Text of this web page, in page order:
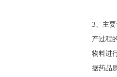
3、主
产过程
物料进
据药品